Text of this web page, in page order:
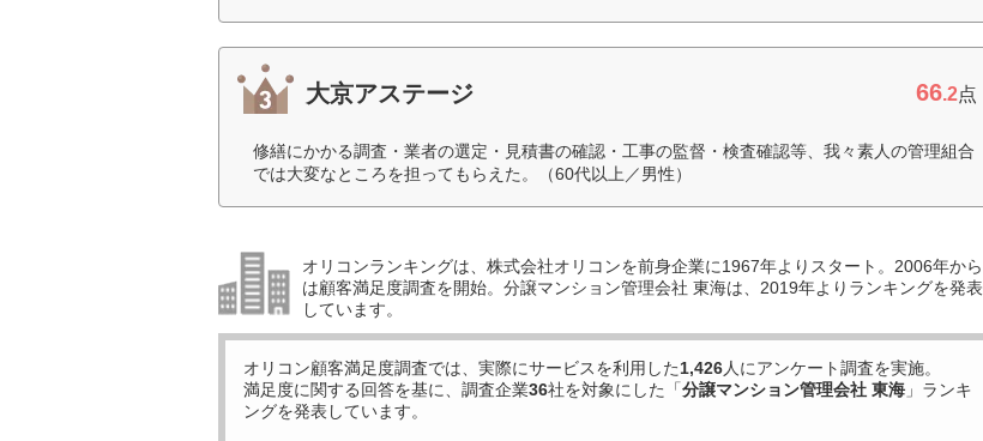
大京アステージ 66.2点
修繕にかかる調査・業者の選定・見積書の確認・工事の監督・検査確認等、我々素人の管理組合
では大変なところを担ってもらえた。（60代以上／男性）
オリコンランキングは、株式会社オリコンを前身企業に1967年よりスタート。2006年から
は顧客満足度調査を開始。分譲マンション管理会社 東海は、2019年よりランキングを発表
しています。
オリコン顧客満足度調査では、実際にサービスを利用した1,426人にアンケート調査を実施。
満足度に関する回答を基に、調査企業36社を対象にした「分譲マンション管理会社 東海 」ランキ
ングを発表しています。